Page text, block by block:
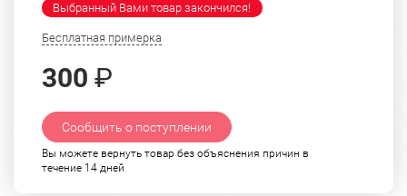
Выбранный Вами товар закончился!
Бесплатная примерка
300 ₽
Сообщить о поступлении
Вы можете вернуть товар без объяснения причин в
течение 14 дней